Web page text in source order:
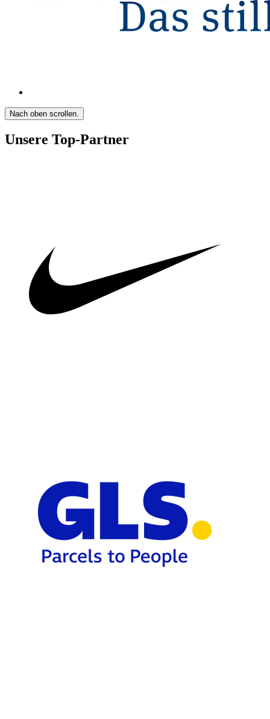
Nach oben scrollen.
Unsere Top-Partner